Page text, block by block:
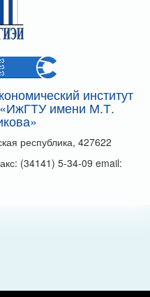
институт
имени М.Т.
республика, 427622
(34141) 5-34-09 email: